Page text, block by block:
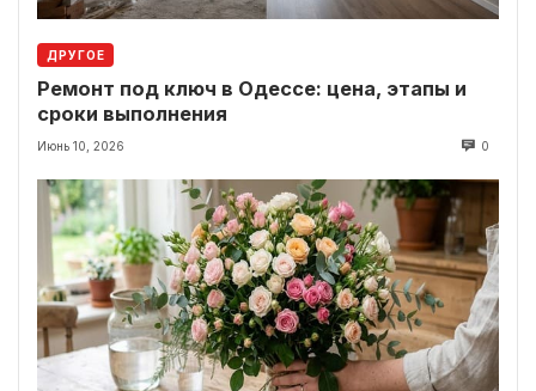
ДРУГОЕ
Ремонт под ключ в Одессе: цена, этапы и
сроки выполнения
Июнь 10, 2026 0